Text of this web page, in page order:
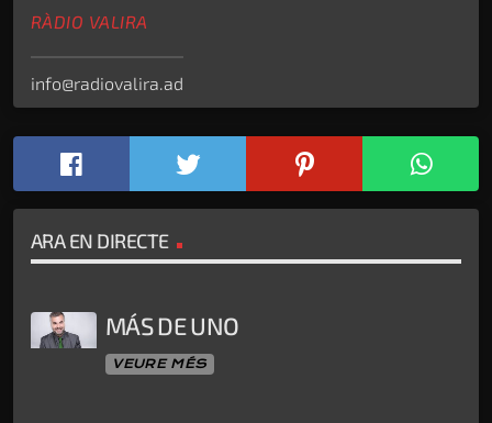
RÀDIO VALIRA
info@radiovalira.ad
ARA EN DIRECTE
MÁS DE UNO
VEURE MÉS